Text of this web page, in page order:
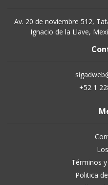
Av. 20 de noviembre 512,
Ignacio de la Llave,
+52 1
Términos
Politica